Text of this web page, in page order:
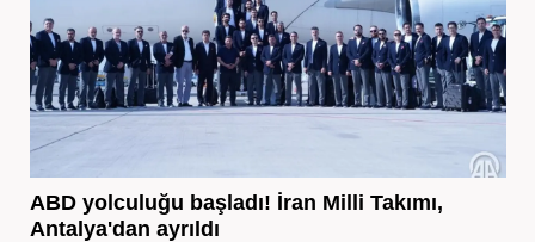
ABD yolculuğu başladı! İran Milli Takımı,
Antalya'dan ayrıldı